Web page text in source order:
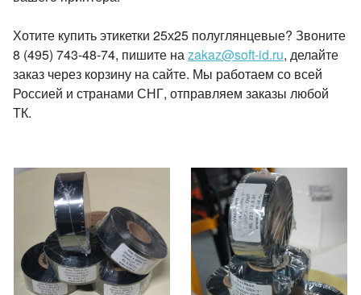
Хотите купить этикетки 25х25 полуглянцевые? Звоните
8 (495) 743-48-74, пишите наzakaz@soft-id.ru, делайте
заказ через корзину на сайте. Мы работаем со всей
Россией и странами СНГ, отправляем заказы любой
ТК.